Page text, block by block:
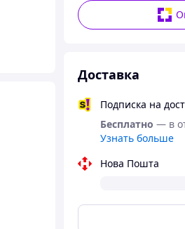
Доставка
Подписка на
Бесплатно — в
Узнать больше
Нова Пошта